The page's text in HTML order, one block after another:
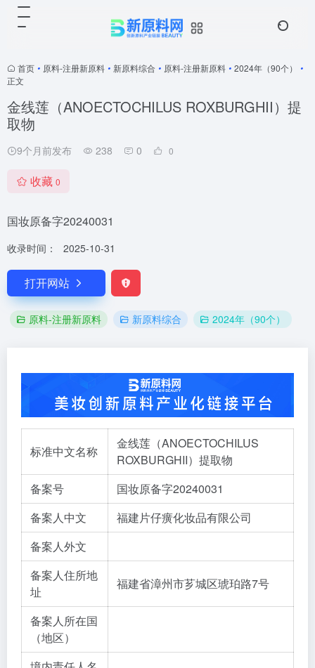
首页 • 原料-注册新原料 • 新原料综合 • 原料-注册新原料 • 2024年（90个）
•
正文
金线莲（ANOECTOCHILUS ROXBURGHII）提
取物
9个月前发布 238 0 0
收藏 0
国妆原备字20240031
收录时间： 2025-10-31
打开网站
原料-注册新原料 新原料综合 2024年（90个）
标准中文名称
金线莲（ANOECTOCHILUS
ROXBURGHII）提取物
备案号
国妆原备字20240031
备案人中文
福建片仔癀化妆品有限公司
备案人外文
备案人住所地
址
福建省漳州市芗城区琥珀路7号
备案人所在国
（地区）